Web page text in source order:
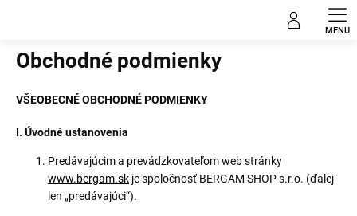
Obchodné podmienky
VŠEOBECNÉ OBCHODNÉ PODMIENKY
I. Úvodné ustanovenia
Predávajúcim a prevádzkovateľom web stránky
www.bergam.sk je spoločnosť BERGAM SHOP s.r.o. (ďalej
len „predávajúci“).